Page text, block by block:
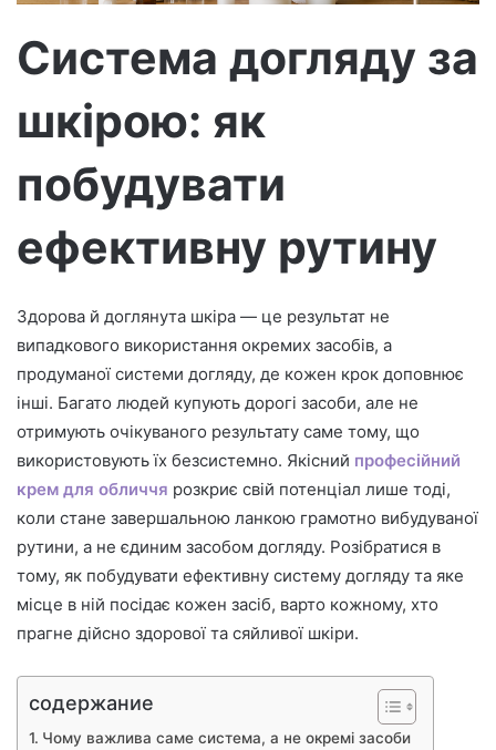
Система догляду за
шкірою: як
побудувати
ефективну рутину
Здорова й доглянута шкіра — це результат не
випадкового використання окремих засобів, а
продуманої системи догляду, де кожен крок доповнює
інші. Багато людей купують дорогі засоби, але не
отримують очікуваного результату саме тому, що
використовують їх безсистемно. Якісний професійний
крем для обличчя розкриє свій потенціал лише тоді,
коли стане завершальною ланкою грамотно вибудуваної
рутини, а не єдиним засобом догляду. Розібратися в
тому, як побудувати ефективну систему догляду та яке
місце в ній посідає кожен засіб, варто кожному, хто
прагне дійсно здорової та сяйливої шкіри.
содержание
Чому важлива саме система, а не окремі засоби